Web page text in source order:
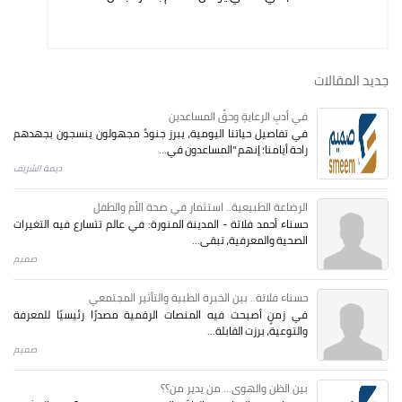
جديد المقالات
في أدبِ الرعايةِ وحقِّ المساعدين
في تفاصيل حياتنا اليومية، يبرز جنودٌ مجهولون ينسجون بجهدهم
راحة أيامنا؛ إنهم "المساعدون في...
ديمة الشريف
الرضاعة الطبيعية.. استثمار في صحة الأم والطفل
حسناء أحمد فلاتة - المدينة المنورة: في عالم تتسارع فيه التغيرات
الصحية والمعرفية، تبقى...
صميم
حسناء فلاتة.. بين الخبرة الطبية والتأثير المجتمعي
في زمنٍ أصبحت فيه المنصات الرقمية مصدرًا رئيسيًا للمعرفة
والتوعية، برزت القابلة...
صميم
بين الظن والهوى... من يدير من؟؟